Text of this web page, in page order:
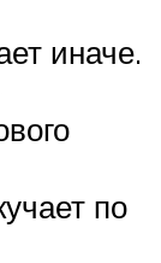
иначе.
по